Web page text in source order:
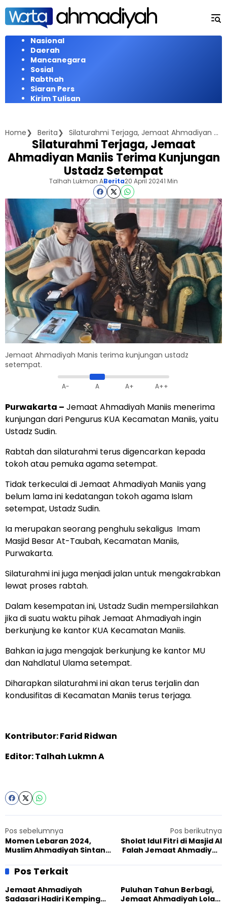
Langsung
konten
Nasional
Daerah
Mancanegara
Sosial
Rabthah
Siaran Pers
Kirim Tulisan
Home Berita Silaturahmi Terjaga, Jemaat Ahmadiyan Maniis Terima Kunjungan Ustadz Setempat
Silaturahmi Terjaga, Jemaat
Ahmadiyan Maniis Terima Kunjungan
Ustadz Setempat
Talhah Lukman ABerita20 April 20241 Min
Jemaat Ahmadiyah Manis terima kunjungan ustadz
setempat.
A- A A+ A++
Purwakarta – Jemaat Ahmadiyah Maniis menerima
kunjungan dari Pengurus KUA Kecamatan Maniis, yaitu
Ustadz Sudin.
Rabtah dan silaturahmi terus digencarkan kepada
tokoh atau pemuka agama setempat.
Tidak terkeculai di Jemaat Ahmadiyah Maniis yang
belum lama ini kedatangan tokoh agama Islam
setempat, Ustadz Sudin.
Ia merupakan seorang penghulu sekaligus Imam
Masjid Besar At-Taubah, Kecamatan Maniis,
Purwakarta.
Silaturahmi ini juga menjadi jalan untuk mengakrabkan
lewat proses rabtah.
Dalam kesempatan ini, Ustadz Sudin mempersilahkan
jika di suatu waktu pihak Jemaat Ahmadiyah ingin
berkunjung ke kantor KUA Kecamatan Maniis.
Bahkan ia juga mengajak berkunjung ke kantor MU
dan Nahdlatul Ulama setempat.
Diharapkan silaturahmi ini akan terus terjalin dan
kondusifitas di Kecamatan Maniis terus terjaga.
Kontributor: Farid Ridwan
Editor: Talhah Lukmn A
Pos sebelumnya
Momen Lebaran 2024,
Muslim Ahmadiyah Sintang
Persaudaraan dengan
Sejumlah Kalangan
Pos berikutnya
Sholat Idul Fitri di Masjid Al
Falah Jemaat Ahmadiyah
Kondusif
Pos Terkait
Jemaat Ahmadiyah
Sadasari Hadiri Kemping
Puluhan Tahun Berbagi,
Jemaat Ahmadiyah Lolak